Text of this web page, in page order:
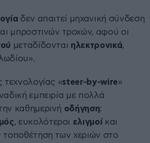
δεν απαιτεί μηχανική σύνδεση
μπροστινών τροχών, αφού οι
μεταδίδονται ηλεκτρονικά,
τεχνολογίας «steer-by-wire»
εμπειρία με πολλά
καθημερινή οδήγηση:
, ευκολότεροι ελιγμοίκαι
τοποθέτηση των χεριών στο